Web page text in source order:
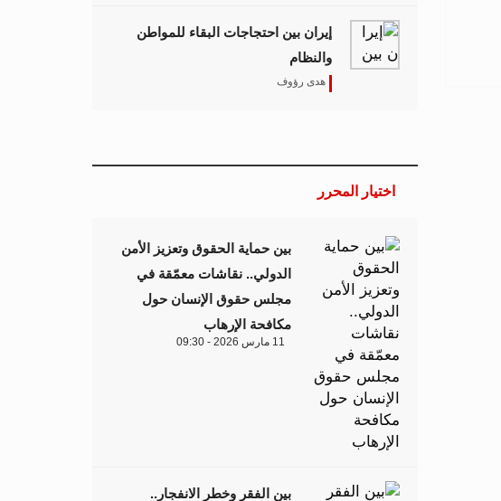
إيران بين احتجاجات البقاء للمواطن
والنظام
هدى رؤوف
اختيار المحرر
بين حماية الحقوق وتعزيز الأمن
الدولي.. نقاشات معمّقة في
مجلس حقوق الإنسان حول
مكافحة الإرهاب
11 مارس 2026 - 09:30
بين الفقر وخطر الانفجار..